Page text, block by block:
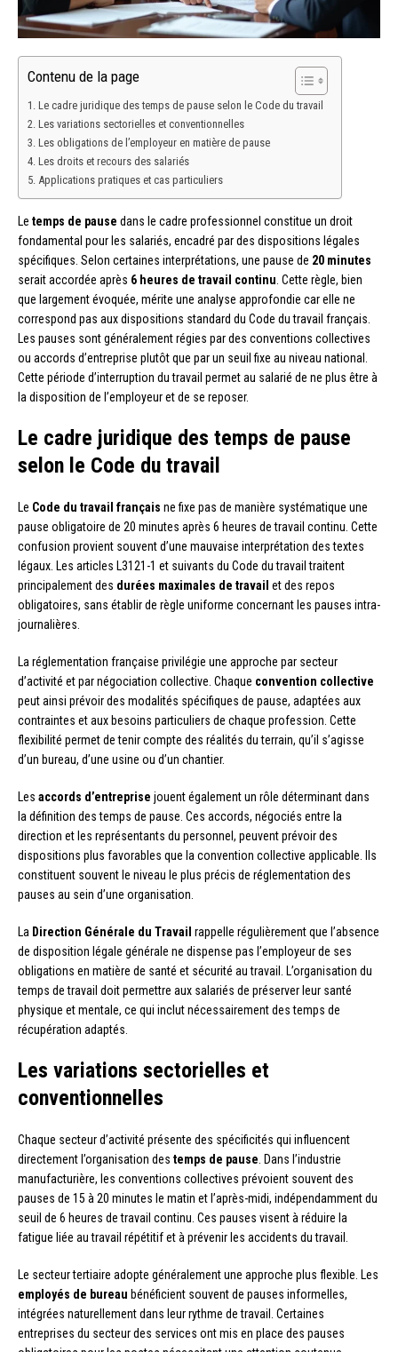
Contenu de la page
Le cadre juridique des temps de pause selon le Code du travail
Les variations sectorielles et conventionnelles
Les obligations de l’employeur en matière de pause
Les droits et recours des salariés
Applications pratiques et cas particuliers
Le temps de pause dans le cadre professionnel constitue un droit
fondamental pour les salariés, encadré par des dispositions légales
spécifiques. Selon certaines interprétations, une pause de 20 minutes
serait accordée après 6 heures de travail continu . Cette règle, bien
que largement évoquée, mérite une analyse approfondie car elle ne
correspond pas aux dispositions standard du Code du travail français.
Les pauses sont généralement régies par des conventions collectives
ou accords d’entreprise plutôt que par un seuil fixe au niveau national.
Cette période d’interruption du travail permet au salarié de ne plus être à
la disposition de l’employeur et de se reposer.
Le cadre juridique des temps de pause
selon le Code du travail
Le Code du travail français ne fixe pas de manière systématique une
pause obligatoire de 20 minutes après 6 heures de travail continu. Cette
confusion provient souvent d’une mauvaise interprétation des textes
légaux. Les articles L3121-1 et suivants du Code du travail traitent
principalement des durées maximales de travail et des repos
obligatoires, sans établir de règle uniforme concernant les pauses intra-
journalières.
La réglementation française privilégie une approche par secteur
d’activité et par négociation collective. Chaque convention collective
peut ainsi prévoir des modalités spécifiques de pause, adaptées aux
contraintes et aux besoins particuliers de chaque profession. Cette
flexibilité permet de tenir compte des réalités du terrain, qu’il s’agisse
d’un bureau, d’une usine ou d’un chantier.
Les accords d’entreprise jouent également un rôle déterminant dans
la définition des temps de pause. Ces accords, négociés entre la
direction et les représentants du personnel, peuvent prévoir des
dispositions plus favorables que la convention collective applicable. Ils
constituent souvent le niveau le plus précis de réglementation des
pauses au sein d’une organisation.
La Direction Générale du Travail rappelle régulièrement que l’absence
de disposition légale générale ne dispense pas l’employeur de ses
obligations en matière de santé et sécurité au travail. L’organisation du
temps de travail doit permettre aux salariés de préserver leur santé
physique et mentale, ce qui inclut nécessairement des temps de
récupération adaptés.
Les variations sectorielles et
conventionnelles
Chaque secteur d’activité présente des spécificités qui influencent
directement l’organisation des temps de pause . Dans l’industrie
manufacturière, les conventions collectives prévoient souvent des
pauses de 15 à 20 minutes le matin et l’après-midi, indépendamment du
seuil de 6 heures de travail continu. Ces pauses visent à réduire la
fatigue liée au travail répétitif et à prévenir les accidents du travail.
Le secteur tertiaire adopte généralement une approche plus flexible. Les
employés de bureau bénéficient souvent de pauses informelles,
intégrées naturellement dans leur rythme de travail. Certaines
entreprises du secteur des services ont mis en place des pauses